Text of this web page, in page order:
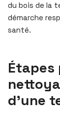
du bois de la
démarche
santé.
d’une